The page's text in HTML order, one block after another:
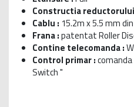
Constructia
Cablu : 15.2m x 5.5 mm
Frana :patentat Roller
Contine telecomanda :
Control primar :
Switch "